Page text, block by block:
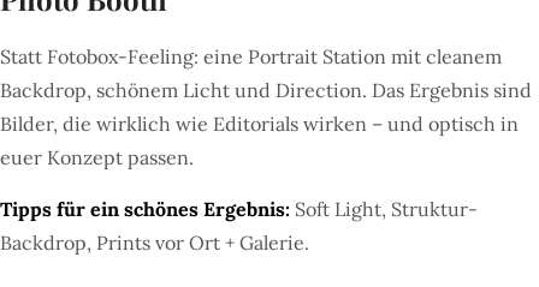
Statt Fotobox-Feeling: eine Portrait Station mit cleanem
Backdrop, schönem Licht und Direction. Das Ergebnis sind
Bilder, die wirklich wie Editorials wirken – und optisch in
euer Konzept passen.
Tipps für ein schönes Ergebnis: Soft Light, Struktur-
Backdrop, Prints vor Ort + Galerie.